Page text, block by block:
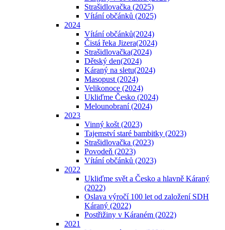
Strašidlovačka (2025)
Vítání občánků (2025)
2024
Vítání občánků(2024)
Čistá řeka Jizera(2024)
Strašidlovačka(2024)
Dětský den(2024)
Káraný na sletu(2024)
Masopust (2024)
Velikonoce (2024)
Ukliďme Česko (2024)
Melounobraní (2024)
2023
Vinný košt (2023)
Tajemství staré bambitky (2023)
Strašidlovačka (2023)
Povodeň (2023)
Vítání občánků (2023)
2022
Ukliďme svět a Česko a hlavně Káraný
(2022)
Oslava výročí 100 let od založení SDH
Káraný (2022)
Postřižiny v Káraném (2022)
2021